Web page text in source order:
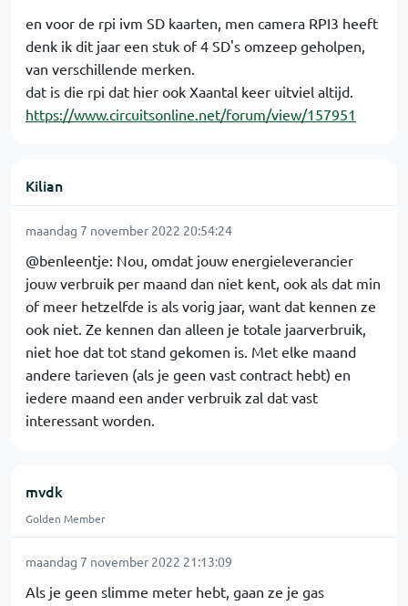
en voor de rpi ivm SD kaarten, men camera RPI3 heeft
denk ik dit jaar een stuk of 4 SD's omzeep geholpen,
van verschillende merken.
dat is die rpi dat hier ook Xaantal keer uitviel altijd.
https://www.circuitsonline.net/forum/view/157951
Kilian
maandag 7 november 2022 20:54:24
@benleentje: Nou, omdat jouw energieleverancier
jouw verbruik per maand dan niet kent, ook als dat min
of meer hetzelfde is als vorig jaar, want dat kennen ze
ook niet. Ze kennen dan alleen je totale jaarverbruik,
niet hoe dat tot stand gekomen is. Met elke maand
andere tarieven (als je geen vast contract hebt) en
iedere maand een ander verbruik zal dat vast
interessant worden.
mvdk
Golden Member
maandag 7 november 2022 21:13:09
Als je geen slimme meter hebt, gaan ze je gas